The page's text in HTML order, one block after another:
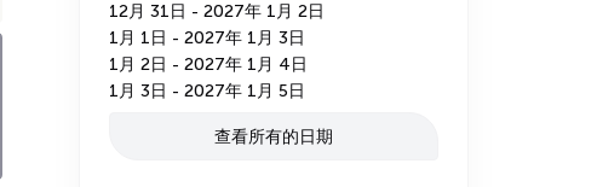
12月 31日 - 2027年 1月 2日
1月 1日 - 2027年 1月 3日
1月 2日 - 2027年 1月 4日
1月 3日 - 2027年 1月 5日
查看所有的日期